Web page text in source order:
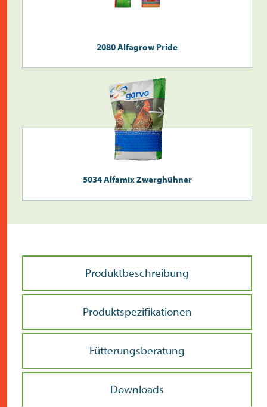
Suche>
2080 Alfagrow Pride
5034 Alfamix Zwerghühner
Produktbeschreibung
Produktspezifikationen
Fütterungsberatung
Downloads